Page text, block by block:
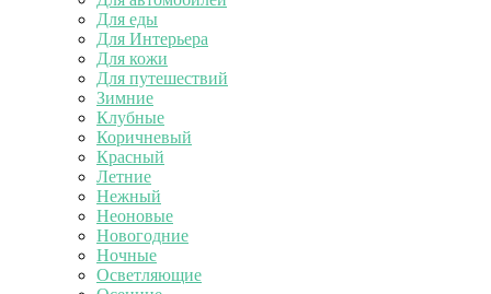
Для еды
Для Интерьера
Для кожи
Для путешествий
Зимние
Клубные
Коричневый
Красный
Летние
Нежный
Неоновые
Новогодние
Ночные
Осветляющие